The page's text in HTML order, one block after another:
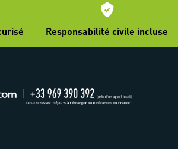
Responsabilité civile incluse